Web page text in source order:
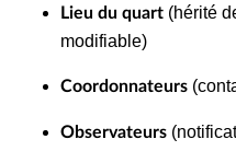
Lieu du quart (hérité
modifiable)
Coordonnateurs
Observateurs